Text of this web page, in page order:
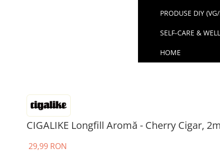
PRODUSE DIY
SELF-CARE &
HOME
CIGALIKE Longfill Aromă - Cherry Cigar,
29,99 RON